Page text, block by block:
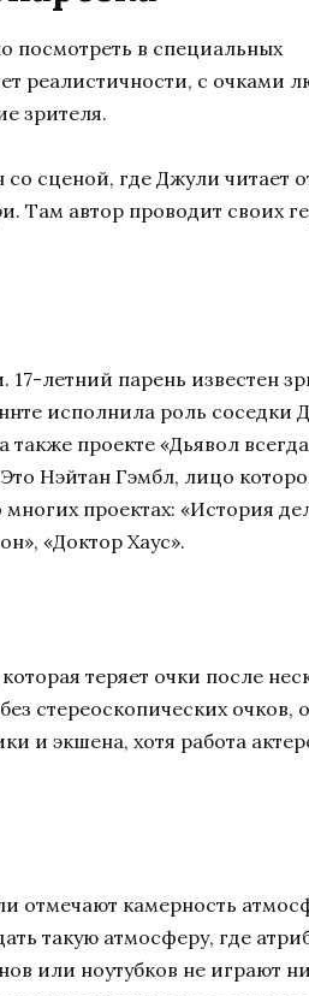
посмотреть в специальных
реалистичности, с очками
зрителя.
сценой, где Джули читает
Там автор проводит своих
летний парень известен
исполнила роль соседки
проекте «Дьявол всегда
Нэйтан Гэмбл, лицо
проектах: «История
«Доктор Хаус».
теряет очки после
стереоскопических очков,
и экшена, хотя работа
отмечают камерность
такую атмосферу, где
или ноутубков не играют